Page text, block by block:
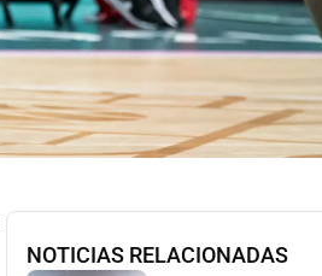
NOTICIAS RELACIONADAS